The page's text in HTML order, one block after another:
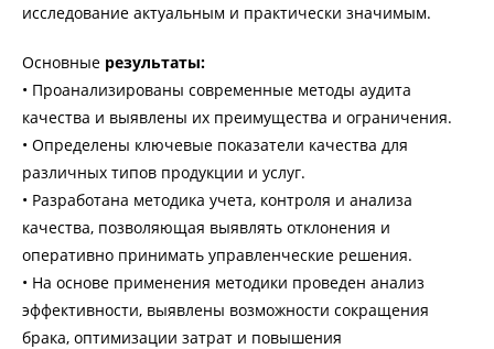
исследование актуальным и практически значимым.
Основные результаты:
• Проанализированы современные методы аудита
качества и выявлены их преимущества и ограничения.
• Определены ключевые показатели качества для
различных типов продукции и услуг.
• Разработана методика учета, контроля и анализа
качества, позволяющая выявлять отклонения и
оперативно принимать управленческие решения.
• На основе применения методики проведен анализ
эффективности, выявлены возможности сокращения
брака, оптимизации затрат и повышения